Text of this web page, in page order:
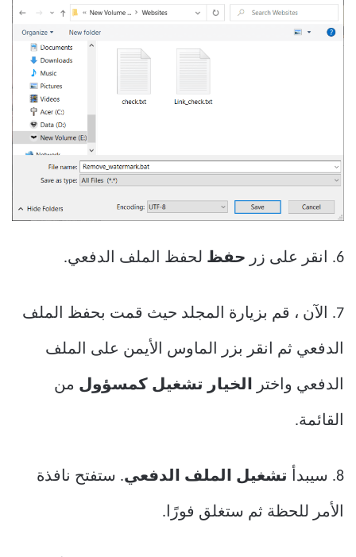
6. انقر على زر حفظ لحفظ الملف الدفعي.
7. الآن ، قم بزيارة المجلد حيث قمت بحفظ الملف
الدفعي ثم انقر بزر الماوس الأيمن على الملف
الدفعي واختر الخيار تشغيل كمسؤول من
القائمة.
8. سيبدأ تشغيل الملف الدفعي. ستفتح نافذة
الأمر للحظة ثم ستغلق فورًا.